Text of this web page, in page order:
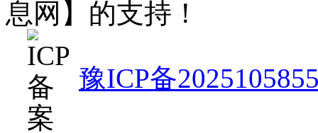
息网】的支持！
豫ICP备